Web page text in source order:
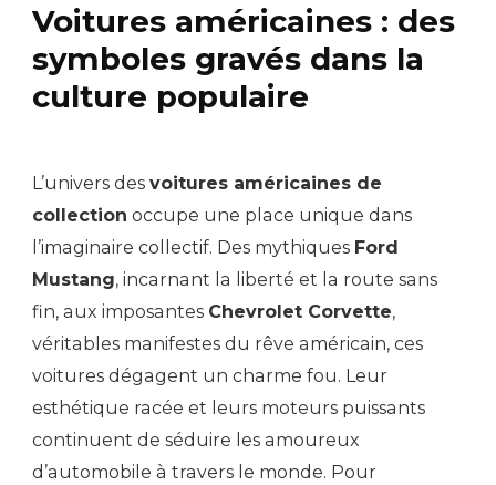
Voitures américaines : des
symboles gravés dans la
culture populaire
L’univers des voitures américaines de
collection occupe une place unique dans
l’imaginaire collectif. Des mythiques Ford
Mustang, incarnant la liberté et la route sans
fin, aux imposantes Chevrolet Corvette,
véritables manifestes du rêve américain, ces
voitures dégagent un charme fou. Leur
esthétique racée et leurs moteurs puissants
continuent de séduire les amoureux
d’automobile à travers le monde. Pour